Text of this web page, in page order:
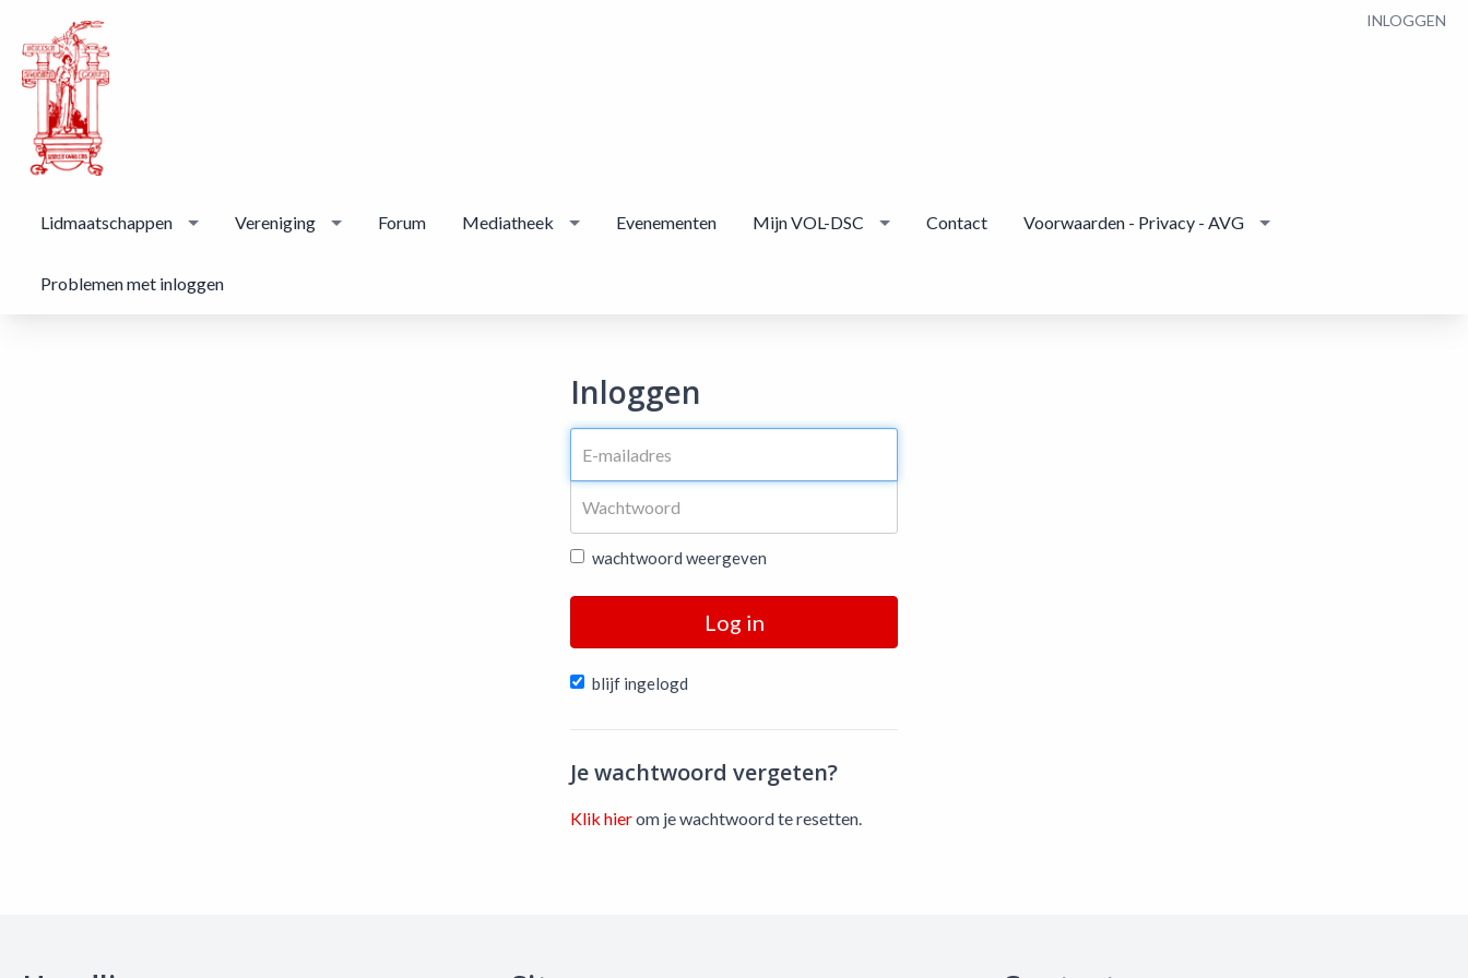
INLOGGEN
Lidmaatschappen Vereniging Forum Mediatheek Evenementen Mijn VOL-DSC Contact Voorwaarden - Privacy - AVG
Problemen met inloggen
Inloggen
wachtwoord weergeven
Log in
blijf ingelogd
Je wachtwoord vergeten?
Klik hierom je wachtwoord te resetten.